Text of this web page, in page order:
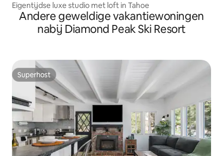
Eigentijdse luxe studio met loft in Tahoe
Andere geweldige vakantiewoningen
nabij Diamond Peak Ski Resort
Superhost
Superhost